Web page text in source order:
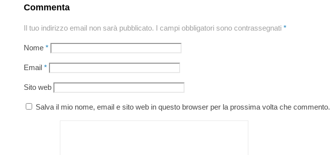
Commenta
Il tuo indirizzo email non sarà pubblicato. I campi obbligatori sono contrassegnati *
Nome *
Email *
Sito web
Salva il mio nome, email e sito web in questo browser per la prossima volta che commento.